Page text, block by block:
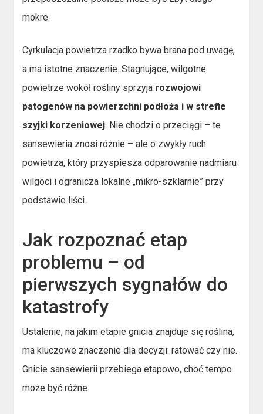
mokre.
Cyrkulacja powietrza rzadko bywa brana pod uwagę,
a ma istotne znaczenie. Stagnujące, wilgotne
powietrze wokół rośliny sprzyja rozwojowi
patogenów na powierzchni podłoża i w strefie
szyjki korzeniowej. Nie chodzi o przeciągi – te
sansewieria znosi różnie – ale o zwykły ruch
powietrza, który przyspiesza odparowanie nadmiaru
wilgoci i ogranicza lokalne „mikro-szklarnie” przy
podstawie liści.
Jak rozpoznać etap
problemu – od
pierwszych sygnałów do
katastrofy
Ustalenie, na jakim etapie gnicia znajduje się roślina,
ma kluczowe znaczenie dla decyzji: ratować czy nie.
Gnicie sansewierii przebiega etapowo, choć tempo
może być różne.